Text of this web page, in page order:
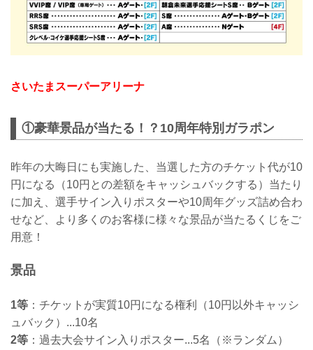
さいたまスーパーアリーナ
①豪華景品が当たる！？10周年特別ガラポン
昨年の⼤晦⽇にも実施した、当選した⽅のチケット代が10
円になる（10円との差額をキャッシュバックする）当たり
に加え、選⼿サイン⼊りポスターや10周年グッズ詰め合わ
せなど、より多くのお客様に様々な景品が当たるくじをご
用意！
景品
1等 ：チケットが実質10円になる権利（10円以外キャッシ
ュバック）...10名
2等 ：過去大会サイン入りポスター...5名（※ランダム）